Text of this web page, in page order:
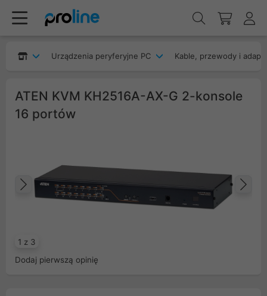
Urządzenia peryferyjne PC Kable, przewody i
ATEN KVM KH2516A-AX-G 2-konsole
16 portów
1 z 3
Poprzedni
Dodaj pierwszą opinię